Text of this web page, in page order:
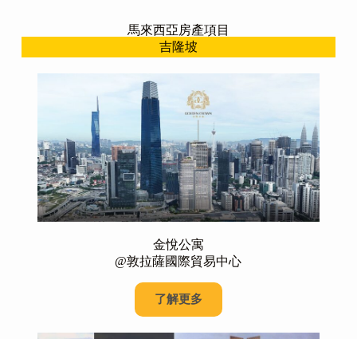
馬來西亞房產項目
吉隆坡
金悅公寓
@敦拉薩國際貿易中心
了解更多